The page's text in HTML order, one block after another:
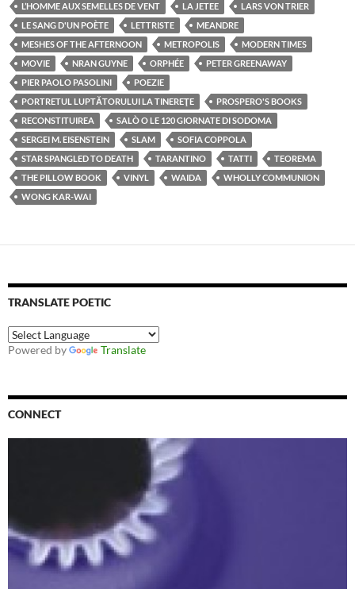
L’HOMME AUX SEMELLES DE VENT
LA JETEE
LARS VON TRIER
LE SANG D'UN POÈTE
LETTRISTE
MEANDRE
MESHES OF THE AFTERNOON
METROPOLIS
MODERN TIMES
MOVIE
NRAN GUYNE ORPHÉE
PETER GREENAWAY
PIER PAOLO PASOLINI
POEZIE
PORTRETUL LUPTĂTORULUI LA TINEREŢE
PROSPERO'S BOOKS
RECONSTITUIREA
SALÒ O LE 120 GIORNATE DI SODOMA
SERGEI M. EISENSTEIN
SLAM
SOFIA COPPOLA
STAR SPANGLED TO DEATH
TARANTINO TATTI
TEOREMA
THE PILLOW BOOK
VINYL WAIDA
WHOLLY COMMUNION
WONG KAR-WAI
TRANSLATE POETIC
Powered by Translate
CONNECT